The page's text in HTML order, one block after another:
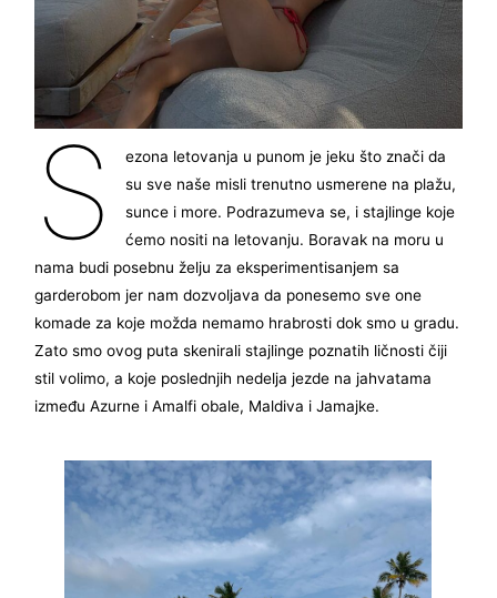
S
ezona letovanja u punom je jeku što znači da
su sve naše misli trenutno usmerene na plažu,
sunce i more. Podrazumeva se, i stajlinge koje
ćemo nositi na letovanju. Boravak na moru u
nama budi posebnu želju za eksperimentisanjem sa
garderobom jer nam dozvoljava da ponesemo sve one
komade za koje možda nemamo hrabrosti dok smo u gradu.
Zato smo ovog puta skenirali stajlinge poznatih ličnosti čiji
stil volimo, a koje poslednjih nedelja jezde na jahvatama
između Azurne i Amalfi obale, Maldiva i Jamajke.